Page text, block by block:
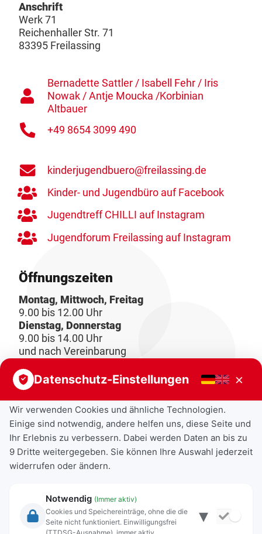
Anschrift
Werk 71
Reichenhaller Str. 71
83395 Freilassing
Bernadette Sattler / Isabell Fehr / Iris
Nowak / Antje Moucka /Korbinian
Altbauer
+49 8654 3099 490
kinderjugendbuero@freilassing.de
Kinder- und Jugendbüro auf Facebook
Jugendtreff CHILLI auf Instagram
Jugendforum Freilassing auf Instagram
Öffnungszeiten
Montag, Mittwoch, Freitag
9.00 bis 12.00 Uhr
Dienstag, Donnerstag
9.00 bis 14.00 Uhr
und nach Vereinbarung
Rechtliche Angaben
Datenschutz-Einstellungen ×
Wir verwenden Cookies und ähnliche Technologien.
Einige sind notwendig, andere helfen uns, diese Seite und
Ihr Erlebnis zu verbessern. Dabei werden Daten an bis zu
9 Dritte weitergegeben. Sie können Ihre Auswahl jederzeit
widerrufen oder ändern.
Notwendig (Immer aktiv)
Cookies und Speichereinträge, ohne die die
Seite nicht funktioniert. Einwilligungsfrei
▾